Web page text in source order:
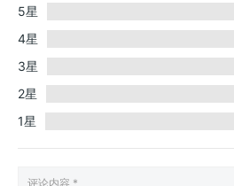
5星
4星
3星
2星
1星